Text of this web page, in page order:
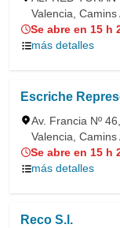
Valencia, Camins
Se abre en 15 h
más detalles
Escriche
Av. Francia Nº
Valencia, Camins
Se abre en 15 h
más detalles
Reco S.l.